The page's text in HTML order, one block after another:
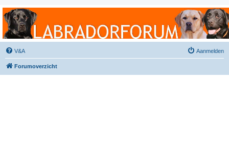
Labradorforum
Het gezelligste Labradorforum van Nederland en België!
V&A Aanmelden
Forumoverzicht